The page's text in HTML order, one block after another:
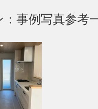
事例写真参考